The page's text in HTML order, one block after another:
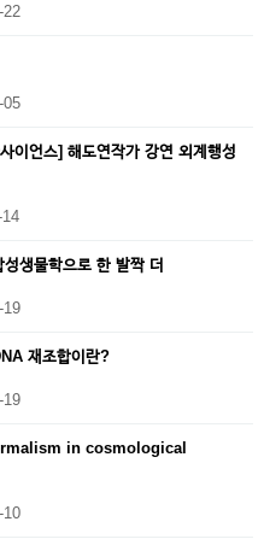
22
05
이언스] 해도연작가 강연 외계행성
생물학으로 한 발짝 더
19
재조합이란?
19
in cosmological
10